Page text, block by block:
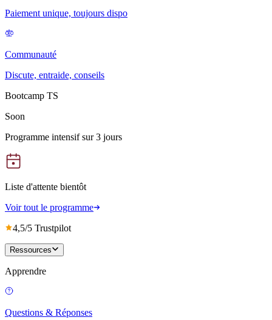
Paiement unique, toujours dispo
Communauté
Discute, entraide, conseils
Bootcamp TS
Soon
Programme intensif sur 3 jours
Liste d'attente bientôt
Voir tout le programme
4,5/5 Trustpilot
Ressources
Apprendre
Questions & Réponses